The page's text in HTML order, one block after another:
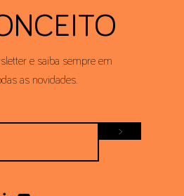
e saiba sempre em
as novidades.
>